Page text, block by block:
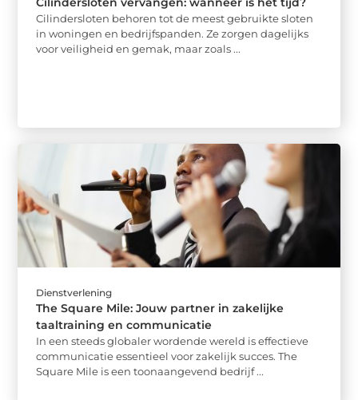
Cilindersloten behoren tot de meest gebruikte sloten
in woningen en bedrijfspanden. Ze zorgen dagelijks
voor veiligheid en gemak, maar zoals ...
Dienstverlening
The Square Mile: Jouw partner in zakelijke
taaltraining en communicatie
In een steeds globaler wordende wereld is effectieve
communicatie essentieel voor zakelijk succes. The
Square Mile is een toonaangevend bedrijf ...